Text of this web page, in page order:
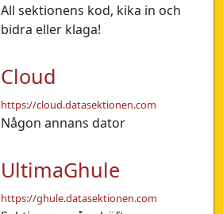
All sektionens kod, kika in och
bidra eller klaga!
Cloud
https://cloud.datasektionen.com
Någon annans dator
UltimaGhule
https://ghule.datasektionen.com